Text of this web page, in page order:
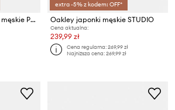
Tommy Hilfiger japonki męskie PATCH HILFIGER BEACH SANDAL
extra -5% z kodem: OFF*
Oakley japonki męskie STUDIO
Cena aktualna:
239,99 zł
Cena regularna:269,99 zł
Najniższa cena:269,99 zł